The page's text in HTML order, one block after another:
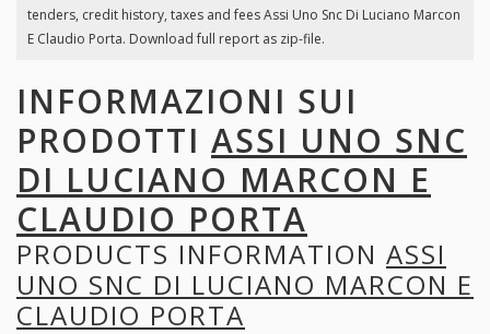
tenders, credit history, taxes and fees Assi Uno Snc Di Luciano Marcon
E Claudio Porta. Download full report as zip-file.
INFORMAZIONI SUI
PRODOTTI ASSI UNO SNC
DI LUCIANO MARCON E
CLAUDIO PORTA
PRODUCTS INFORMATION ASSI
UNO SNC DI LUCIANO MARCON E
CLAUDIO PORTA